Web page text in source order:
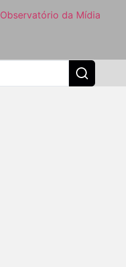
Observatório da Mídia